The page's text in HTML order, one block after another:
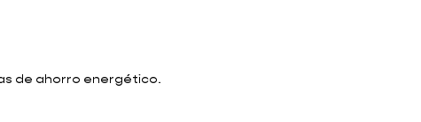
de ahorro energético.